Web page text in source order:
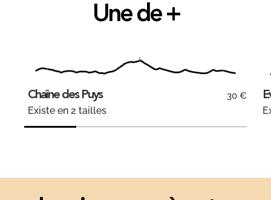
Une de +
Chaîne des Puys 30 €
Existe en 2 tailles